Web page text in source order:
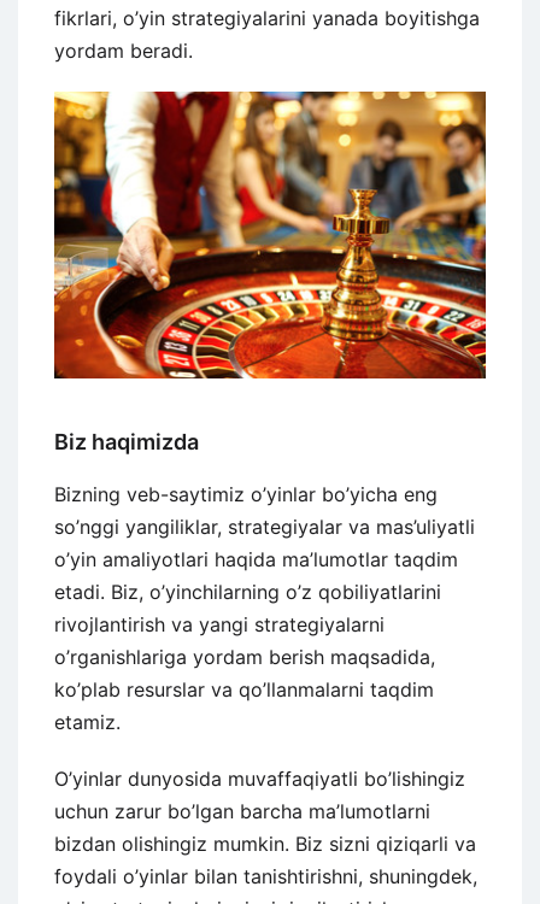
fikrlari, o’yin strategiyalarini yanada boyitishga
yordam beradi.
Biz haqimizda
Bizning veb-saytimiz o’yinlar bo’yicha eng
so’nggi yangiliklar, strategiyalar va mas’uliyatli
o’yin amaliyotlari haqida ma’lumotlar taqdim
etadi. Biz, o’yinchilarning o’z qobiliyatlarini
rivojlantirish va yangi strategiyalarni
o’rganishlariga yordam berish maqsadida,
ko’plab resurslar va qo’llanmalarni taqdim
etamiz.
O’yinlar dunyosida muvaffaqiyatli bo’lishingiz
uchun zarur bo’lgan barcha ma’lumotlarni
bizdan olishingiz mumkin. Biz sizni qiziqarli va
foydali o’yinlar bilan tanishtirishni, shuningdek,